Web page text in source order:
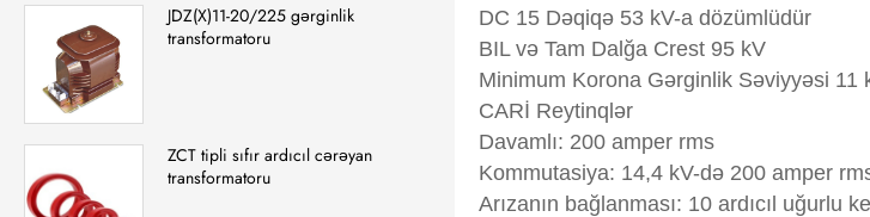
JDZ(X)11-20/225 gərginlik
transformatoru
ZCT tipli sıfır ardıcıl cərəyan
transformatoru
DC 15 Dəqiqə 53 kV-a dözümlüdür
BIL və Tam Dalğa Crest 95 kV
Minimum Korona Gərginlik Səviyyəsi 11
CARİ Reytinqlər
Davamlı: 200 amper rms
Kommutasiya: 14,4 kV-də 200 amper
Arızanın bağlanması: 10 ardıcıl